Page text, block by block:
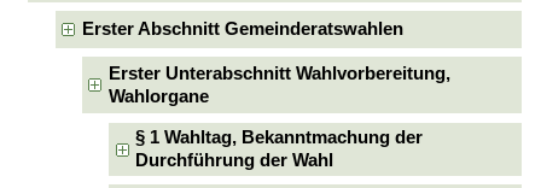
Erster Abschnitt Gemeinderatswahlen
Erster Unterabschnitt Wahlvorbereitung,
Wahlorgane
§ 1 Wahltag, Bekanntmachung der
Durchführung der Wahl